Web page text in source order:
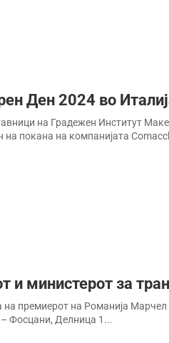
Ден 2024 во
на Градежен Институт
покана на компанијата
и министерот за
премиерот на Романија
Фосцани, Делница 1...